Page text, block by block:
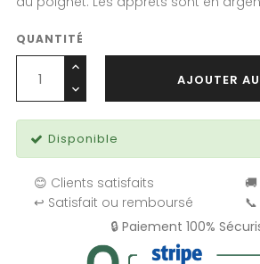
QUANTITÉ
AJOUTER
Disponible
😊 Clients satisfaits
↩️ Satisfait ou remboursé
🔒 Paiement 100%